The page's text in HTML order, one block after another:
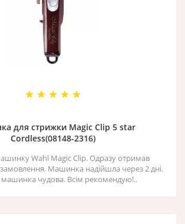
для стрижки Magic Clip 5 star
Cordless(08148-2316)
Wahl Magic Clip. Одразу отримав
Машинка надійшла через 2 дні.
машинка чудова. Всім рекомендую!..